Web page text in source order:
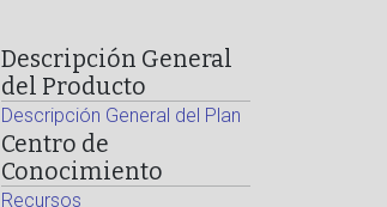
Descripción General
del Producto
Descripción General del Plan
Centro de
Conocimiento
Recursos